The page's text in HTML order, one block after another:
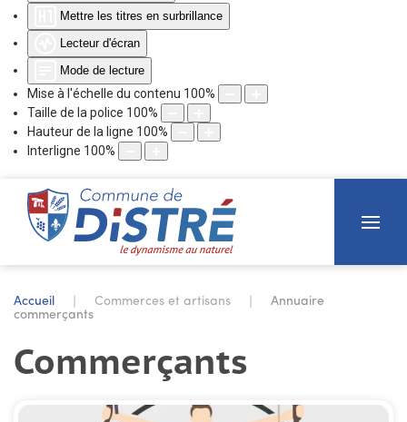
Mettre les titres en surbrillance
Lecteur d'écran
Mode de lecture
Mise à l'échelle du contenu 100%
Taille de la police 100%
Hauteur de la ligne 100%
Interligne 100%
Accueil Commerces et artisans
Annuaire
commerçants
Commerçants